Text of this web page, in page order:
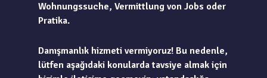
Wohnungssuche, Vermittlung von Jobs oder
Pratika.
Danışmanlık hizmeti vermiyoruz! Bu nedenle,
lütfen aşağıdaki konularda tavsiye almak için